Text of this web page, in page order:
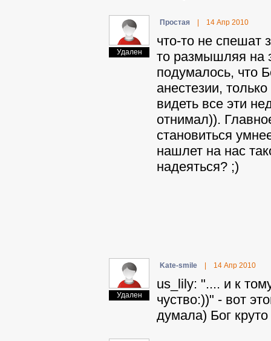
Удален
Пpocтaя 14 Апр 2010
что-то не спешат
то размышляя на
подумалось, что
анестезии,
видеть все эти
отнимал)).
становиться
нашлет на нас
надеяться? ;)
Удален
Kate-smile 14 Апр 2010
us_lily: ".... и к
чуство:))" - вот
думала) Бог